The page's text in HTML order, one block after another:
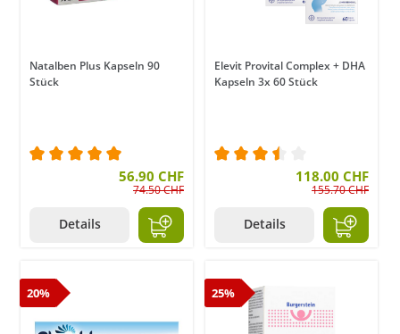
Natalben Plus Kapseln 90
Stück
Durchschnittliche Bewertung von 5 von 5 Sternen
56.90 CHF
74.50 CHF
Details
Elevit Provital Complex + DHA
Kapseln 3x 60 Stück
Durchschnittliche
118.00 CHF
155.70 CHF
Details
20% 25%